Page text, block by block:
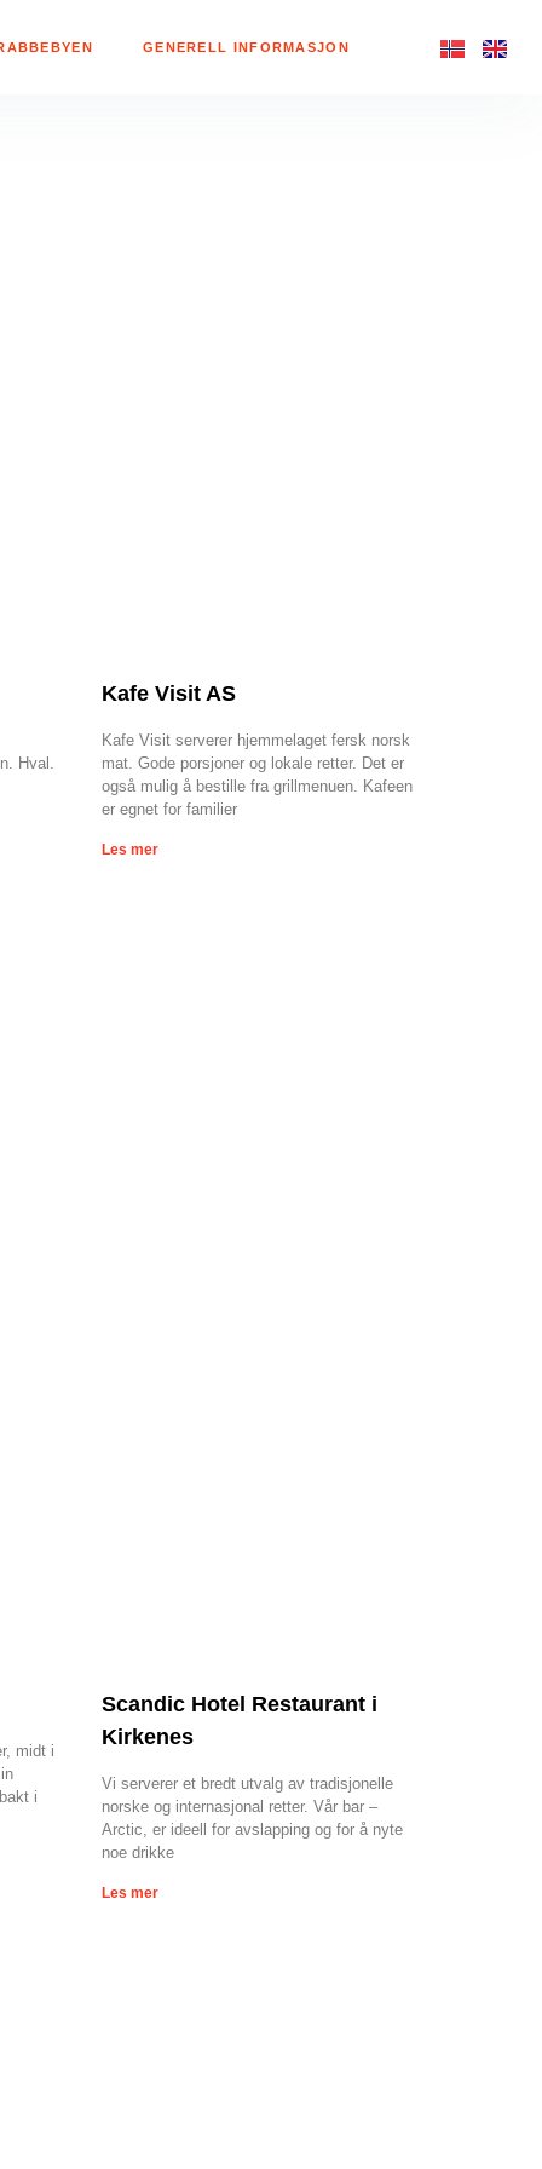
GENERELL INFORMASJON
Hval.
Kafe Visit AS
Kafe Visit serverer hjemmelaget fersk norsk
mat. Gode porsjoner og lokale retter. Det er
også mulig å bestille fra grillmenuen. Kafeen
er egnet for familier
Les mer
midt i
i
Scandic Hotel Restaurant i
Kirkenes
Vi serverer et bredt utvalg av tradisjonelle
norske og internasjonal retter. Vår bar –
Arctic, er ideell for avslapping og for å nyte
noe drikke
Les mer